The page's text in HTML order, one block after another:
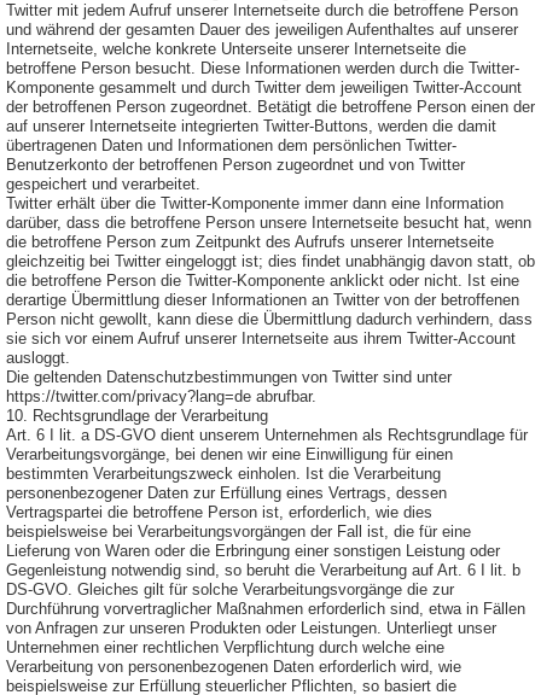
Twitter mit jedem Aufruf unserer Internetseite durch die betroffene Person
und während der gesamten Dauer des jeweiligen Aufenthaltes auf unserer
Internetseite, welche konkrete Unterseite unserer Internetseite die
betroffene Person besucht. Diese Informationen werden durch die Twitter-
Komponente gesammelt und durch Twitter dem jeweiligen Twitter-Account
der betroffenen Person zugeordnet. Betätigt die betroffene Person einen der
auf unserer Internetseite integrierten Twitter-Buttons, werden die damit
übertragenen Daten und Informationen dem persönlichen Twitter-
Benutzerkonto der betroffenen Person zugeordnet und von Twitter
gespeichert und verarbeitet.
Twitter erhält über die Twitter-Komponente immer dann eine Information
darüber, dass die betroffene Person unsere Internetseite besucht hat, wenn
die betroffene Person zum Zeitpunkt des Aufrufs unserer Internetseite
gleichzeitig bei Twitter eingeloggt ist; dies findet unabhängig davon statt, ob
die betroffene Person die Twitter-Komponente anklickt oder nicht. Ist eine
derartige Übermittlung dieser Informationen an Twitter von der betroffenen
Person nicht gewollt, kann diese die Übermittlung dadurch verhindern, dass
sie sich vor einem Aufruf unserer Internetseite aus ihrem Twitter-Account
ausloggt.
Die geltenden Datenschutzbestimmungen von Twitter sind unter
https://twitter.com/privacy?lang=de abrufbar.
10. Rechtsgrundlage der Verarbeitung
Art. 6 I lit. a DS-GVO dient unserem Unternehmen als Rechtsgrundlage für
Verarbeitungsvorgänge, bei denen wir eine Einwilligung für einen
bestimmten Verarbeitungszweck einholen. Ist die Verarbeitung
personenbezogener Daten zur Erfüllung eines Vertrags, dessen
Vertragspartei die betroffene Person ist, erforderlich, wie dies
beispielsweise bei Verarbeitungsvorgängen der Fall ist, die für eine
Lieferung von Waren oder die Erbringung einer sonstigen Leistung oder
Gegenleistung notwendig sind, so beruht die Verarbeitung auf Art. 6 I lit. b
DS-GVO. Gleiches gilt für solche Verarbeitungsvorgänge die zur
Durchführung vorvertraglicher Maßnahmen erforderlich sind, etwa in Fällen
von Anfragen zur unseren Produkten oder Leistungen. Unterliegt unser
Unternehmen einer rechtlichen Verpflichtung durch welche eine
Verarbeitung von personenbezogenen Daten erforderlich wird, wie
beispielsweise zur Erfüllung steuerlicher Pflichten, so basiert die